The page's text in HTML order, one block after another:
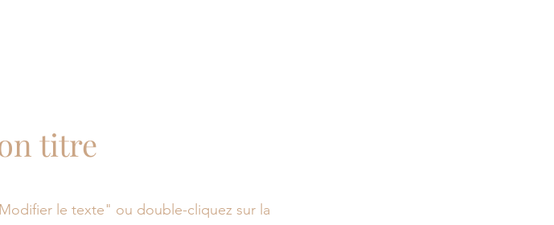
titre
le texte" ou double-cliquez sur la